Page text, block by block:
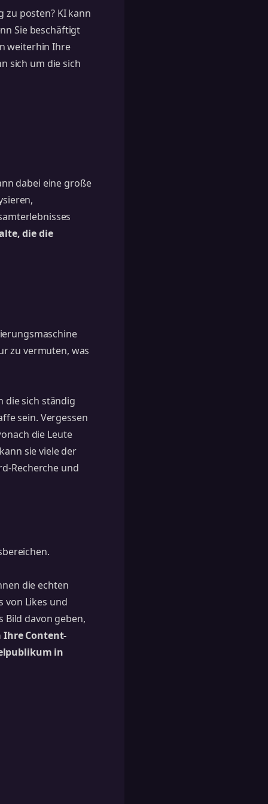
zu posten? KI kann
Sie beschäftigt
weiterhin Ihre
sich um die sich
dabei eine große
die die
zu vermuten, was
die sich ständig
sein. Vergessen
die Leute
sie viele der
Recherche und
die echten
von Likes und
Bild davon geben,
Ihre Content-
in